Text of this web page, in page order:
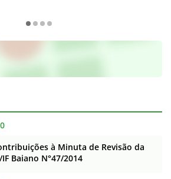
à Minuta de Revisão da
Baiano N°47/2014